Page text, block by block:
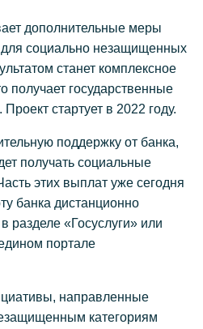
дополнительные меры
социально незащищенных
станет комплексное
получает государственные
стартует в 2022 году.
поддержку от банка,
получать социальные
этих выплат уже сегодня
банка дистанционно
«Госуслуги» или
портале
направленные
категориям